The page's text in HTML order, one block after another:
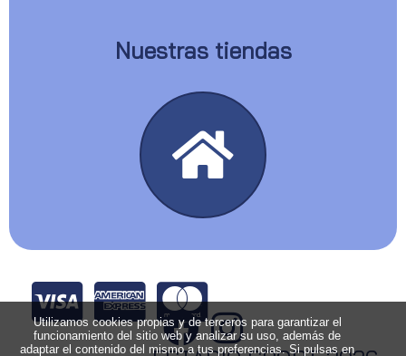
Nuestras tiendas
Utilizamos cookies propias y de terceros para garantizar el
funcionamiento del sitio web y analizar su uso, además de
adaptar el contenido del mismo a tus preferencias. Si pulsas en